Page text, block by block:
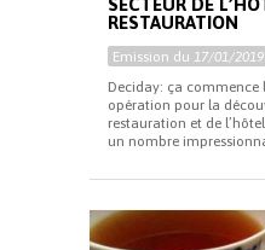
SECTEUR DE
RESTAURATION
Emission du 17/01/2019
Deciday: ça commence
opération pour la
restauration et de
un nombre